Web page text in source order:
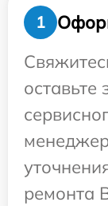
1
оставьте
ремонта